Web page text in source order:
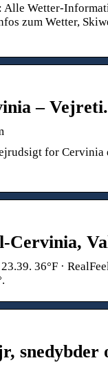
Wetter-
zum Wetter,
–
for Cervinia
36°F ·
snedybder